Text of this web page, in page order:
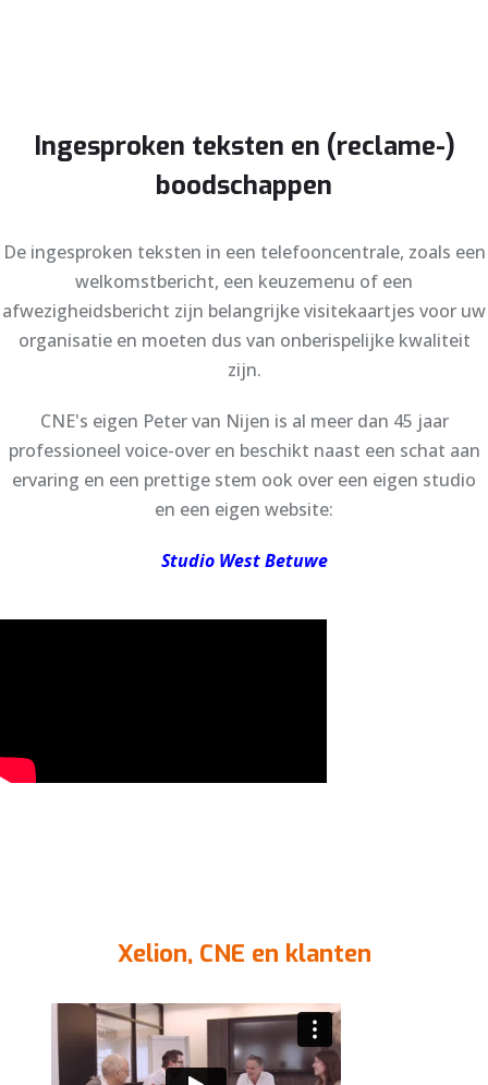
Ingesproken teksten en (reclame-)
boodschappen
De ingesproken teksten in een telefooncentrale, zoals een
welkomstbericht, een keuzemenu of een
afwezigheidsbericht zijn belangrijke visitekaartjes voor uw
organisatie en moeten dus van onberispelijke kwaliteit
zijn.
CNE's eigen Peter van Nijen is al meer dan 45 jaar
professioneel voice-over en beschikt naast een schat aan
ervaring en een prettige stem ook over een eigen studio
en een eigen website:
Studio West Betuwe
Xelion, CNE en klanten